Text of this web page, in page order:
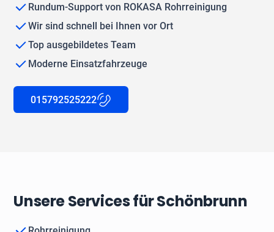
Rundum-Support von ROKASA Rohrreinigung
Wir sind schnell bei Ihnen vor Ort
Top ausgebildetes Team
Moderne Einsatzfahrzeuge
015792525222
Unsere Services für Schönbrunn